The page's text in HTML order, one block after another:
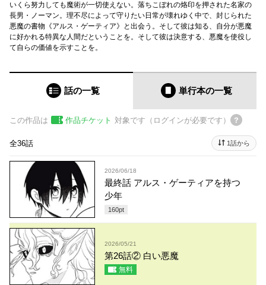
いくら努力しても魔術が一切使えない。落ちこぼれの烙印を押された名家の
長男・ノーマン。理不尽によって守りたい日常が壊れゆく中で、封じられた
悪魔の書物《アルス・ゲーティア》と出会う。そして彼は知る、自分が悪魔
に好かれる特異な人間だということを。そして彼は決意する、悪魔を使役し
て自らの価値を示すことを。
話の一覧 単行本の一覧
この作品は 作品チケット 対象です（ログインが必要です）
全36話 1話から
2026/06/18
最終話 アルス・ゲーティアを持つ
少年
160pt
2026/05/21
第26話② 白い悪魔
無料